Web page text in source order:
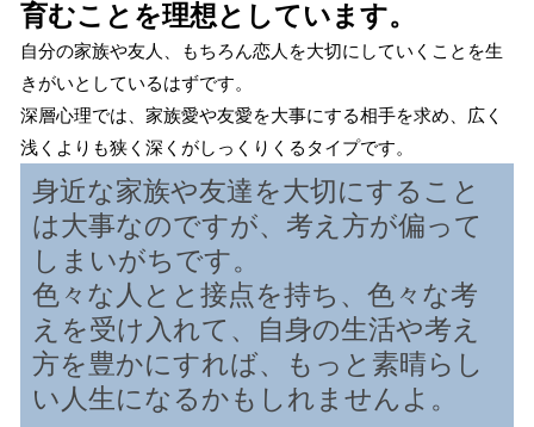
育むことを理想としています。
自分の家族や友人、もちろん恋人を大切にしていくことを生
きがいとしているはずです。
深層心理では、家族愛や友愛を大事にする相手を求め、広く
浅くよりも狭く深くがしっくりくるタイプです。
身近な家族や友達を大切にすること
は大事なのですが、考え方が偏って
しまいがちです。
色々な人とと接点を持ち、色々な考
えを受け入れて、自身の生活や考え
方を豊かにすれば、もっと素晴らし
い人生になるかもしれませんよ。